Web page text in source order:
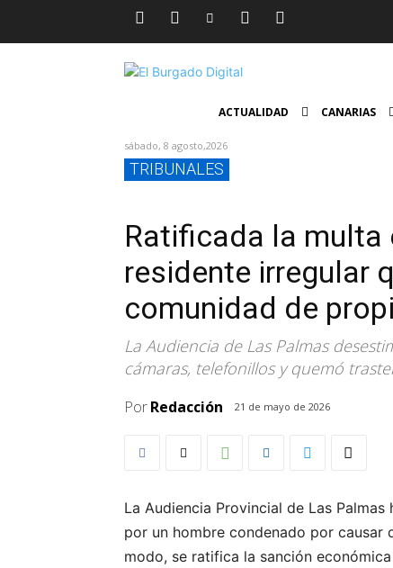
ACTUALIDAD CANARIAS
sábado, 8 agosto,2026
TRIBUNALES
Ratificada la multa
residente irregular
comunidad de
La Audiencia de Las Palmas
cámaras, telefonillos y quemó
PorRedacción 21 de mayo de 2026
La Audiencia Provincial de Las
por un hombre condenado por causar
modo, se ratifica la sanción